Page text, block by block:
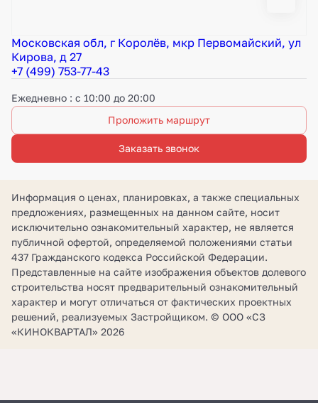
Московская обл, г Королёв, мкр Первомайский, ул
Кирова, д 27
+7 (499) 753-77-43
Ежедневно : с 10:00 до 20:00
Проложить маршрут
Заказать звонок
Информация о ценах, планировках, а также специальных
предложениях, размещенных на данном сайте, носит
исключительно ознакомительный характер, не является
публичной офертой, определяемой положениями статьи
437 Гражданского кодекса Российской Федерации.
Представленные на сайте изображения объектов долевого
строительства носят предварительный ознакомительный
характер и могут отличаться от фактических проектных
решений, реализуемых Застройщиком. © ООО «СЗ
«КИНОКВАРТАЛ» 2026